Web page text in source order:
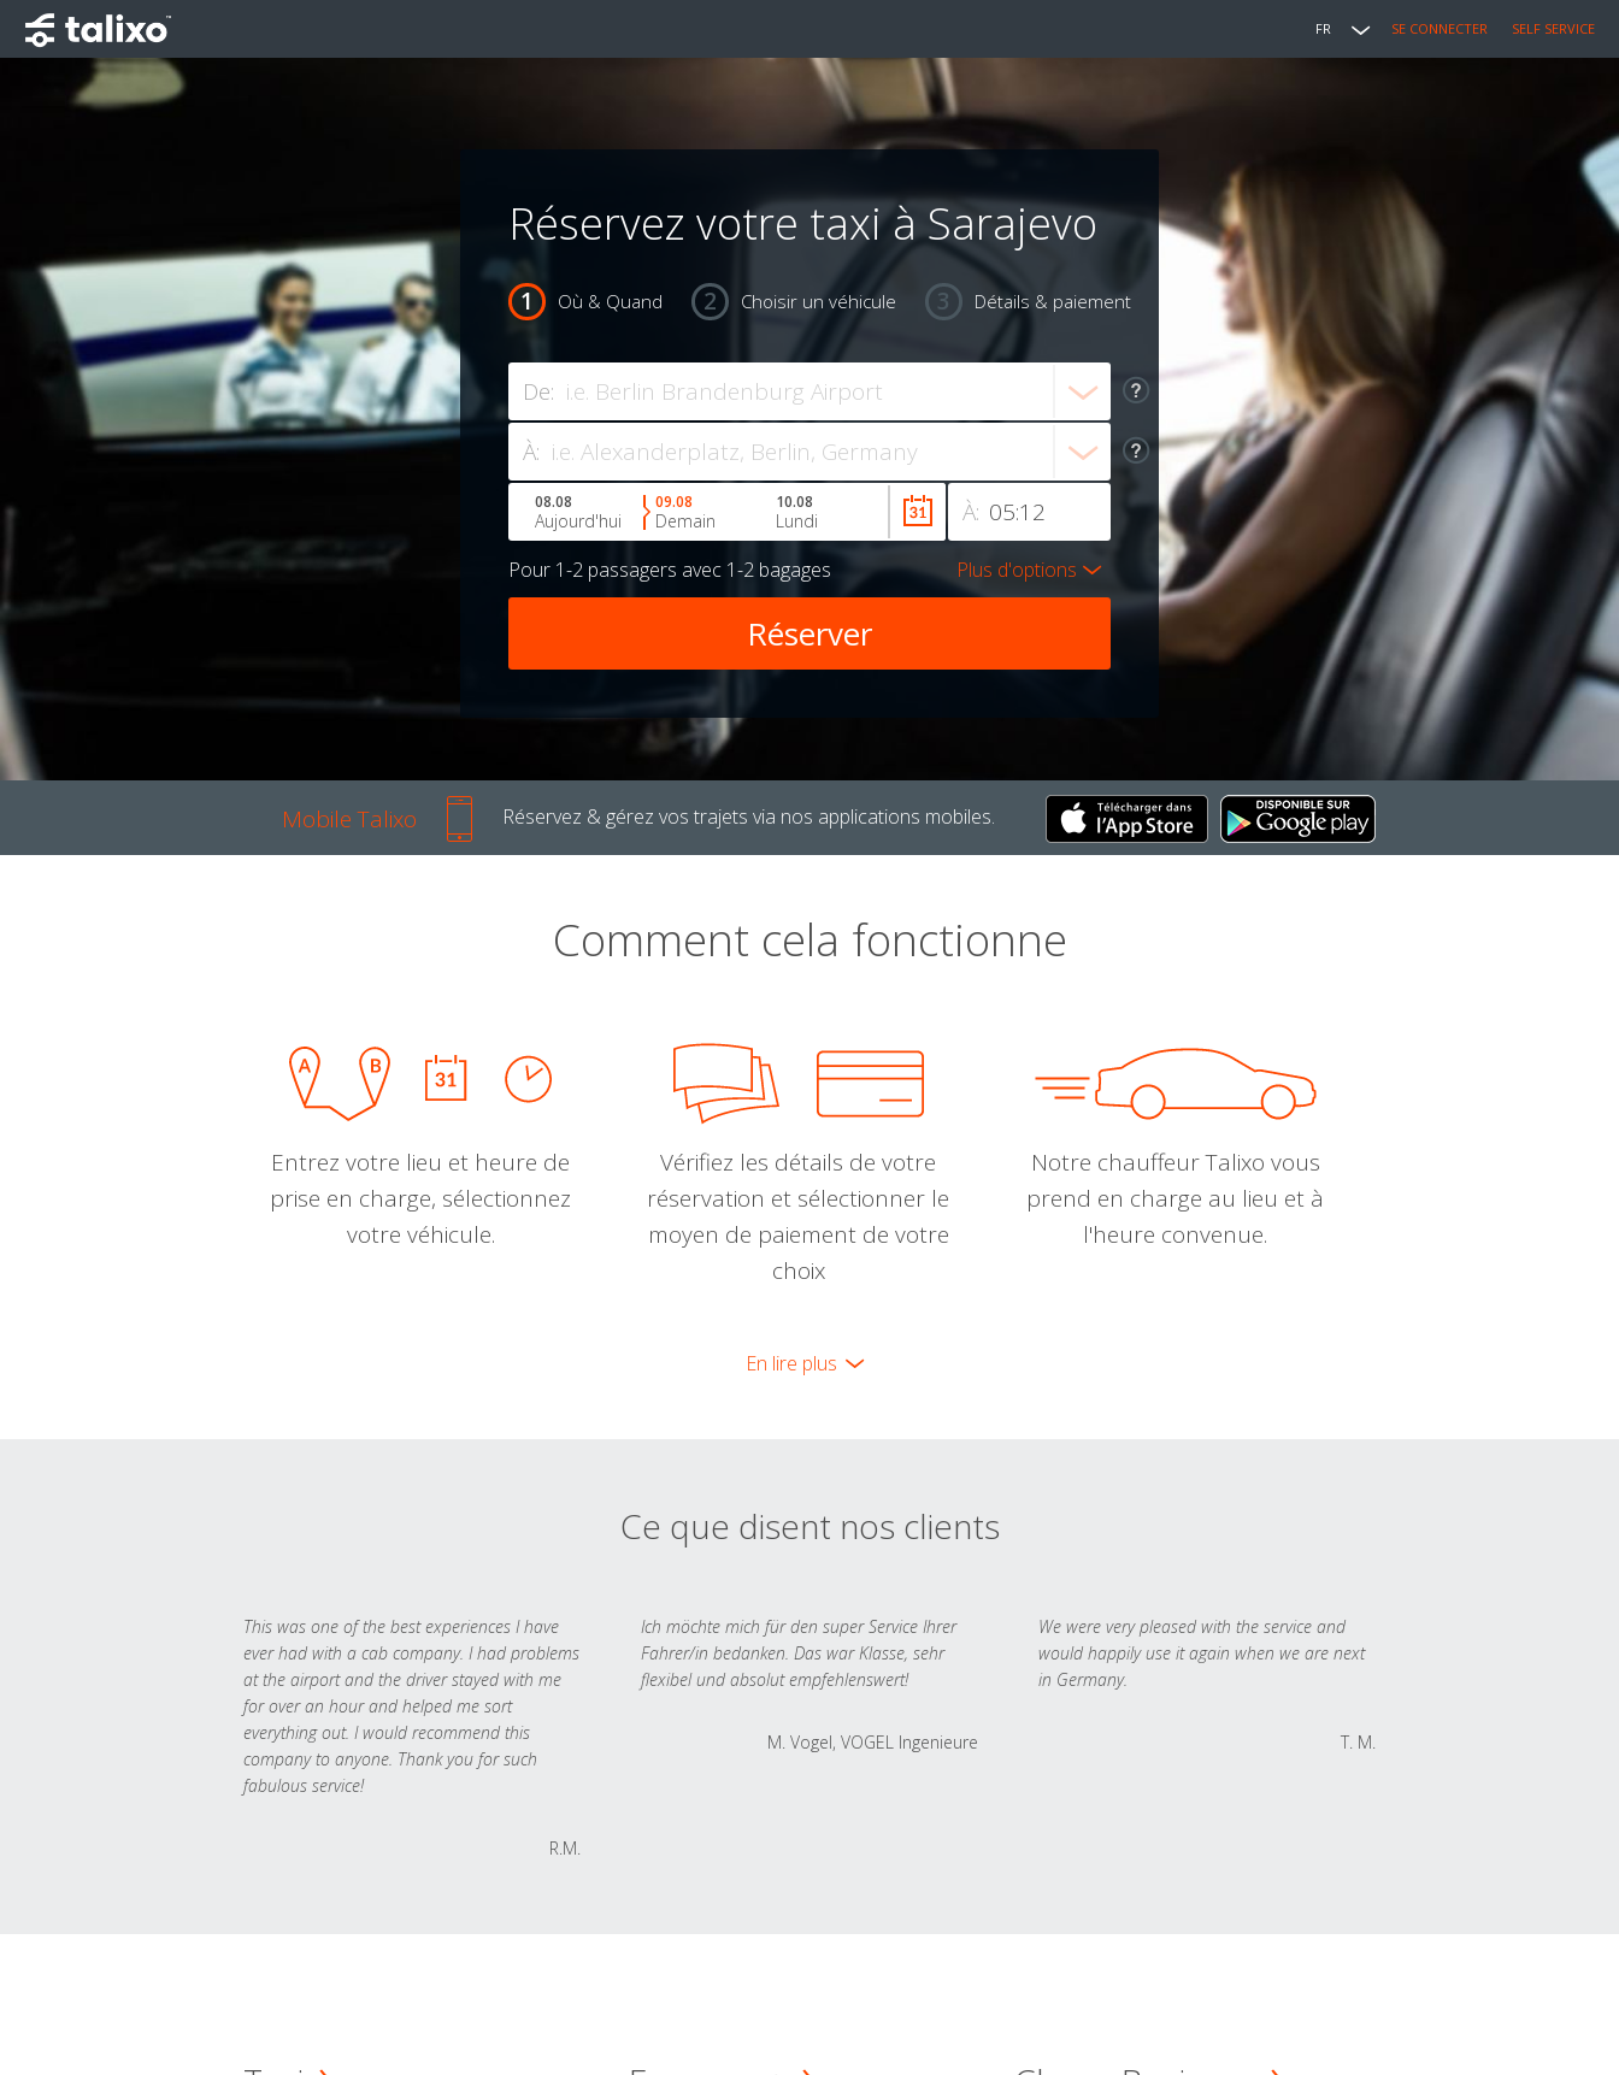
FR SE CONNECTER SELF SERVICE
Réservez votre taxi à Sarajevo
Où & Quand Choisir un véhicule Détails & paiement
De:
À:
À:
08.08
Aujourd'hui
09.08
Demain
10.08
Lundi
Pour 1-2 passagers avec 1-2 bagages Plus d'options
Mobile Talixo Réservez & gérez vos trajets via nos applications mobiles.
Comment cela fonctionne
Entrez votre lieu et heure de
prise en charge, sélectionnez
votre véhicule.
Vérifiez les détails de votre
réservation et sélectionner le
moyen de paiement de votre
choix
Notre chauffeur Talixo vous
prend en charge au lieu et à
l'heure convenue.
En lire plus
Ce que disent nos clients
This was one of the best experiences I have
ever had with a cab company. I had problems
at the airport and the driver stayed with me
for over an hour and helped me sort
everything out. I would recommend this
company to anyone. Thank you for such
fabulous service!
R.M.
Ich möchte mich für den super Service Ihrer
Fahrer/in bedanken. Das war Klasse, sehr
flexibel und absolut empfehlenswert!
M. Vogel, VOGEL Ingenieure
We were very pleased with the service and
would happily use it again when we are next
in Germany.
T. M.